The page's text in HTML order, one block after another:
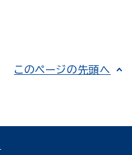
このページの先頭へ